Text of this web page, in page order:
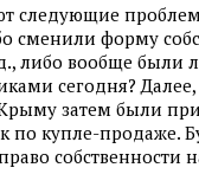
следующие
сменили форму
, либо вообще были
сегодня?
затем были
по купле-продаже.
собственности